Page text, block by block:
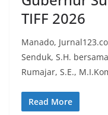
TIFF 2026
Manado,
Senduk, S.H.
Rumajar, S.E.,
Read More